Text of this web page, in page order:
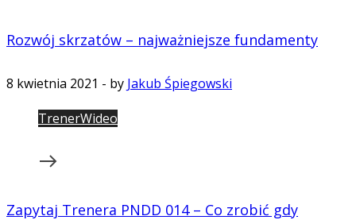
Rozwój skrzatów – najważniejsze fundamenty
8 kwietnia 2021 - by Jakub Śpiegowski
TrenerWideo
Zapytaj Trenera PNDD 014 – Co zrobić gdy